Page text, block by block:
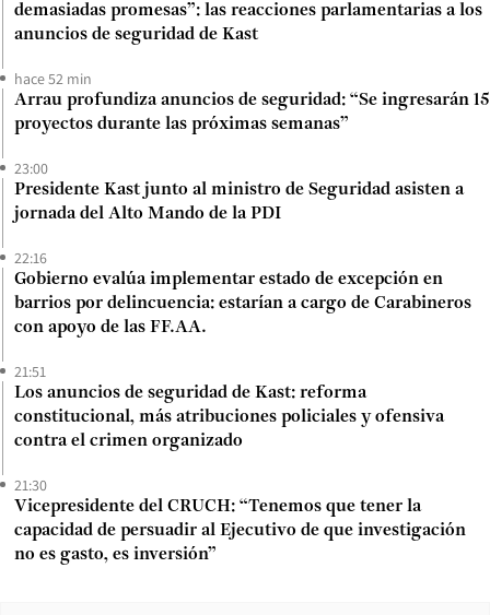
demasiadas promesas”: las reacciones parlamentarias a los
anuncios de seguridad de Kast
hace 52 min
Arrau profundiza anuncios de seguridad: “Se ingresarán 15
proyectos durante las próximas semanas”
23:00
Presidente Kast junto al ministro de Seguridad asisten a
jornada del Alto Mando de la PDI
22:16
Gobierno evalúa implementar estado de excepción en
barrios por delincuencia: estarían a cargo de Carabineros
con apoyo de las FF.AA.
21:51
Los anuncios de seguridad de Kast: reforma
constitucional, más atribuciones policiales y ofensiva
contra el crimen organizado
21:30
Vicepresidente del CRUCH: “Tenemos que tener la
capacidad de persuadir al Ejecutivo de que investigación
no es gasto, es inversión”